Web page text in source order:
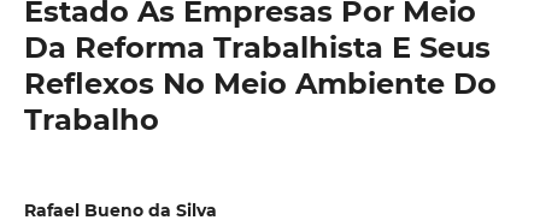
Estado Às Empresas Por Meio
Da Reforma Trabalhista E Seus
Reflexos No Meio Ambiente Do
Trabalho
Rafael Bueno da Silva